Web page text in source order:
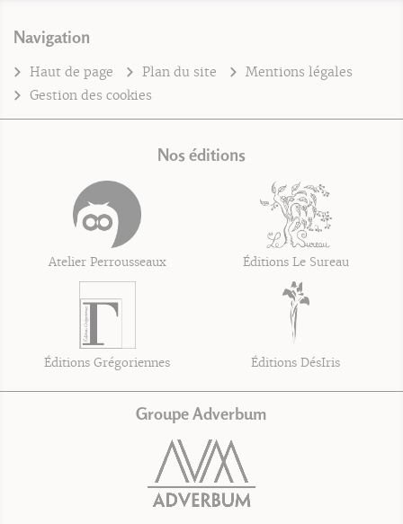
Navigation
Haut de page Plan du site
Mentions légales
Gestion des cookies
Nos éditions
Atelier Perrousseaux Éditions Le Sureau
Éditions Grégoriennes Éditions DésIris
Groupe Adverbum